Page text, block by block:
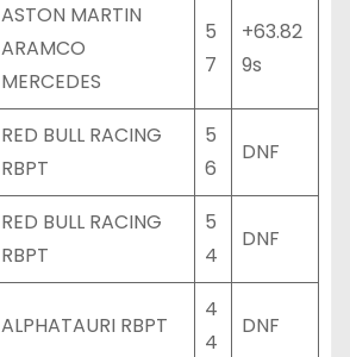
ASTON MARTIN
ARAMCO
MERCEDES
5
7
+63.82
9s
RED BULL RACING
RBPT
5
6
DNF
RED BULL RACING
RBPT
5
4
DNF
ALPHATAURI RBPT
4
4
DNF